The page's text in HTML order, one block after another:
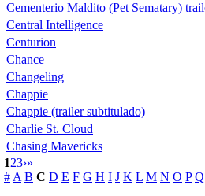
Cementerio Maldito (Pet Sematary)
Central Intelligence
Centurion
Chance
Changeling
Chappie
Chappie (trailer subtitulado)
Charlie St. Cloud
Chasing Mavericks
123›»
#A B C D E F G H I J K L M N O P Q